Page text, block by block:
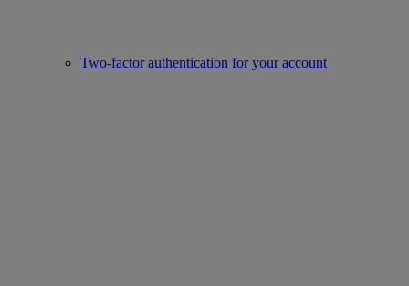
Two-factor authentication for your account